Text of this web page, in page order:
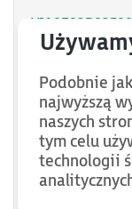
VPM01D16AA00
VBO02S00
Podobnie
najwyższą
naszych
tym celu
technologii